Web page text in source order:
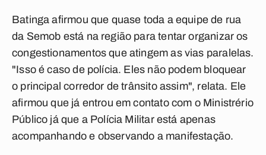
Batinga afirmou que quase toda a equipe de rua
da Semob está na região para tentar organizar os
congestionamentos que atingem as vias paralelas.
"Isso é caso de polícia. Eles não podem bloquear
o principal corredor de trânsito assim", relata. Ele
afirmou que já entrou em contato com o Ministrério
Público já que a Polícia Militar está apenas
acompanhando e observando a manifestação.